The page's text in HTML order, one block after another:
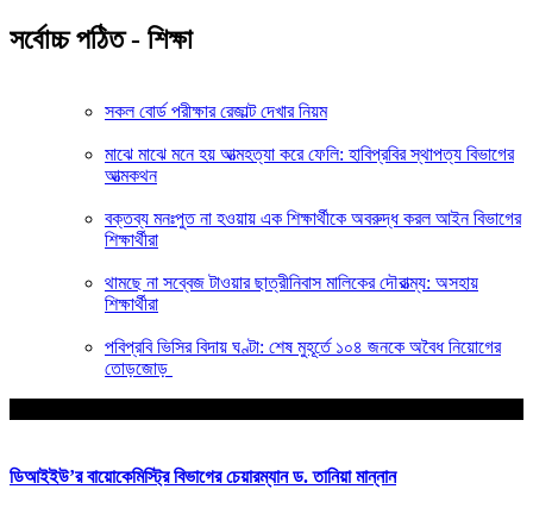
সর্বোচ্চ পঠিত - শিক্ষা
সকল বোর্ড পরীক্ষার রেজাল্ট দেখার নিয়ম
মাঝে মাঝে মনে হয় আত্মহত্যা করে ফেলি: হাবিপ্রবির স্থাপত্য বিভাগের
আত্মকথন
বক্তব্য মনঃপুত না হওয়ায় এক শিক্ষার্থীকে অবরুদ্ধ করল আইন বিভাগের
শিক্ষার্থীরা
থামছে না সব্বেজ টাওয়ার ছাত্রীনিবাস মালিকের দৌরাত্ম্য: অসহায়
শিক্ষার্থীরা
পবিপ্রবি ভিসির বিদায় ঘণ্টা: শেষ মুহূর্তে ১০৪ জনকে অবৈধ নিয়োগের
তোড়জোড়
ডিআইইউ’র বায়োকেমিস্ট্রি বিভাগের চেয়ারম্যান ড. তানিয়া মান্নান